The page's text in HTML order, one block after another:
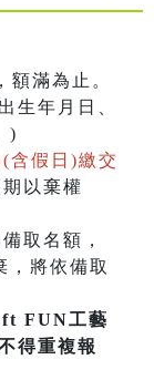
額滿為止。
生年月日、
)
含假日)繳交
以棄權
取名額，
，將依備取
FUN工藝
得重複報